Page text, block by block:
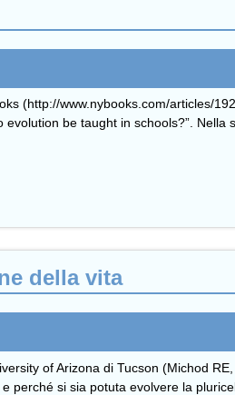
(http://www.nybooks.com/articles/
be taught in schools?”.
della vita
of Arizona di Tucson (Michod
si sia potuta evolvere la